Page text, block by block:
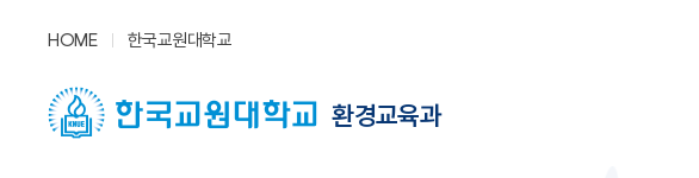
HOME 한국교원대학교
환경교육과